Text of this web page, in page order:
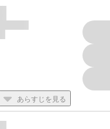
あらすじを見る